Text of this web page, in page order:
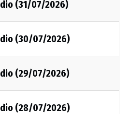
(31/07/2026)
(30/07/2026)
(29/07/2026)
(28/07/2026)